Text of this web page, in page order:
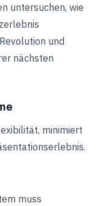
untersuchen, wie
und
nächsten
minimiert
muss